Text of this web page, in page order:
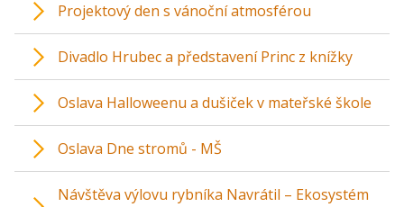
Projektový den s vánoční atmosférou
Divadlo Hrubec a představení Princ z knížky
Oslava Halloweenu a dušiček v mateřské škole
Oslava Dne stromů - MŠ
Návštěva výlovu rybníka Navrátil – Ekosystém